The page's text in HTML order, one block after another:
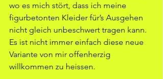
wo es mich stört, dass ich meine
figurbetonten Kleider für’s Ausgehen
nicht gleich unbeschwert tragen kann.
Es ist nicht immer einfach diese neue
Variante von mir offenherzig
willkommen zu heissen.